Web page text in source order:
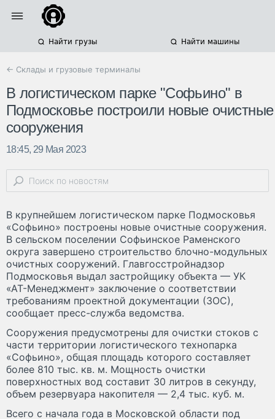
Найти грузы Найти машины
← Склады и грузовые терминалы
В логистическом парке "Софьино" в
Подмосковье построили новые очистные
сооружения
18:45, 29 Мая 2023
В крупнейшем логистическом парке Подмосковья
«Софьино» построены новые очистные сооружения.
В сельском поселении Софьинское Раменского
округа завершено строительство блочно-модульных
очистных сооружений. Главгосстройнадзор
Подмосковья выдал застройщику объекта — УК
«АТ-Менеджмент» заключение о соответствии
требованиям проектной документации (ЗОС),
сообщает пресс-служба ведомства.
Сооружения предусмотрены для очистки стоков с
части территории логистического технопарка
«Софьино», общая площадь которого составляет
более 810 тыс. кв. м. Мощность очистки
поверхностных вод составит 30 литров в секунду,
объем резервуара накопителя — 2,4 тыс. куб. м.
Всего с начала года в Московской области под